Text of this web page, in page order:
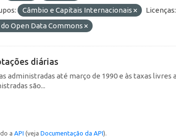
Câmbio e Capitais Internacionais
Licenças:
Open Data Commons
diárias
administradas até março de 1990 e às taxas livres
são...
a API (veja Documentação da API).